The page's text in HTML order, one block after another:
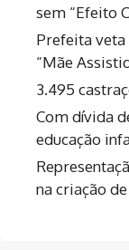
sem “Efeito
Prefeita
“Mãe
3.495
Com dívida
educação
na criação